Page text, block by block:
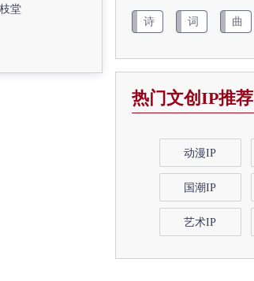
堂
诗 词 曲
热门文创IP推荐
动漫IP
国潮IP
艺术IP